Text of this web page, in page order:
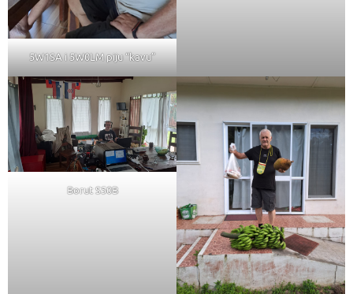
5W1SA i 5W0LM piju “kavu”
Borut S50B